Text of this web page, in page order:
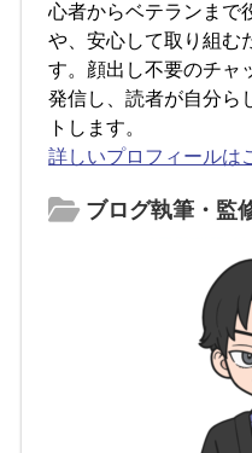
心者からベテランまで
や、安心して取り組む
す。顔出し不要のチャ
発信し、読者が自分ら
トします。
詳しいプロフィールは
ブログ執筆・監